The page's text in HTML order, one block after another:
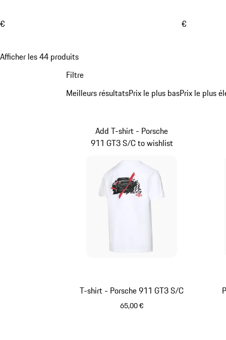
€ €
Afficher les 44 produits
Filtre
Meilleurs résultatsPrix le plus basPrix le plus
T-shirt - Porsche 911 GT3 S/C
65,00 €
Add T-shirt - Porsche
911 GT3 S/C to wishlist